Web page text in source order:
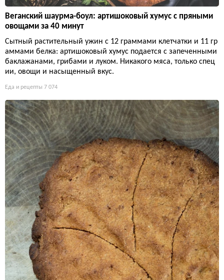
Веганский шаурма-боул: артишоковый хумус с пряными
овощами за 40 минут
Сытный растительный ужин с 12 граммами клетчатки и 11 гр
аммами белка: артишоковый хумус подается с запеченными
баклажанами, грибами и луком. Никакого мяса, только спец
ии, овощи и насыщенный вкус.
Еда и рецепты 7 074